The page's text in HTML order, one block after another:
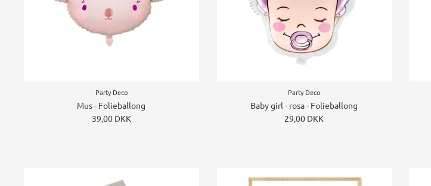
Party Deco
Mus - Folieballong
39,00 DKK
Party Deco
Baby girl - rosa - Folieballong
29,00 DKK